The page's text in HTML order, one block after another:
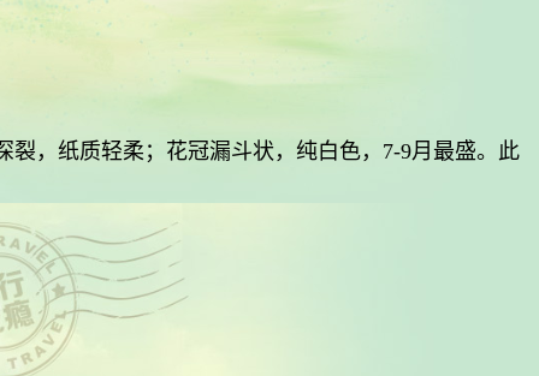
，纸质轻柔；花冠漏斗状，纯白色，7-9月最盛。此